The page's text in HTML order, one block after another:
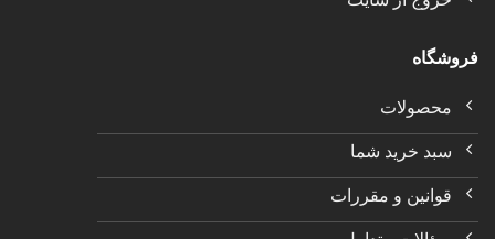
فروشگاه
محصولات
سبد خرید شما
قوانین و مقررات